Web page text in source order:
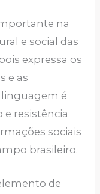
na
e social das
expressa os
e as
linguagem é
resistência
sociais
brasileiro.
de